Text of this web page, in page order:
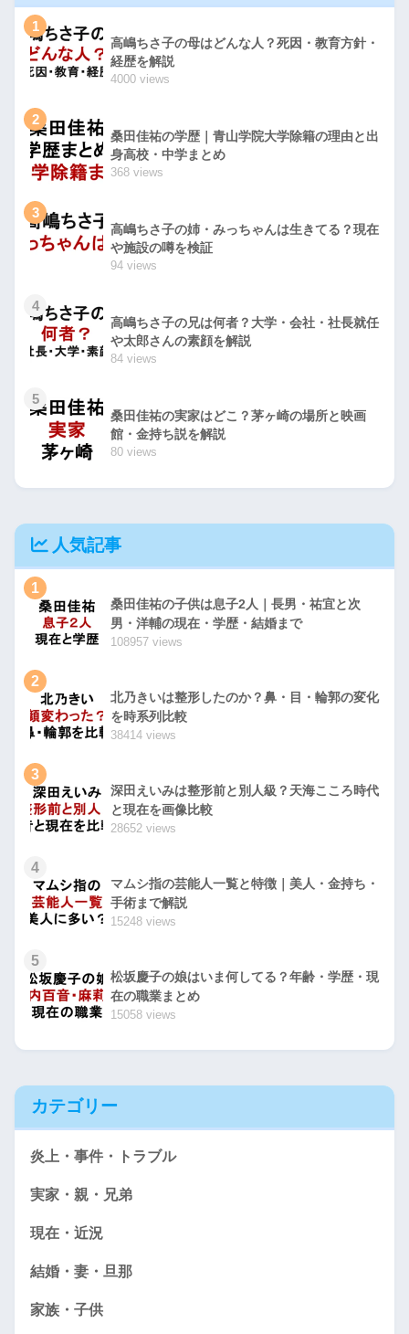
1
高嶋ちさ子の母はどんな人？死因・教育方針・
経歴を解説
4000 views
2
桑田佳祐の学歴｜青山学院大学除籍の理由と出
身高校・中学まとめ
368 views
3
高嶋ちさ子の姉・みっちゃんは生きてる？現在
や施設の噂を検証
94 views
4
高嶋ちさ子の兄は何者？大学・会社・社長就任
や太郎さんの素顔を解説
84 views
5
桑田佳祐の実家はどこ？茅ヶ崎の場所と映画
館・金持ち説を解説
80 views
人気記事
1
桑田佳祐の子供は息子2人｜長男・祐宜と次
男・洋輔の現在・学歴・結婚まで
108957 views
2
北乃きいは整形したのか？鼻・目・輪郭の変化
を時系列比較
38414 views
3
深田えいみは整形前と別人級？天海こころ時代
と現在を画像比較
28652 views
4
マムシ指の芸能人一覧と特徴｜美人・金持ち・
手術まで解説
15248 views
5
松坂慶子の娘はいま何してる？年齢・学歴・現
在の職業まとめ
15058 views
カテゴリー
炎上・事件・トラブル
実家・親・兄弟
現在・近況
結婚・妻・旦那
家族・子供